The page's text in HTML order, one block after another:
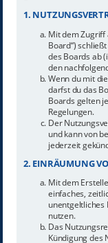
1.
Mit dem Zugriff
Board“)
des Boards ab
den
Wenn du mit
darfst du das
Boards gelten
Regelungen.
Der
und kann von
jederzeit
2. EINRÄUMUNG
Mit dem
einfaches,
unentgeltliches
nutzen.
Das
Kündigung des